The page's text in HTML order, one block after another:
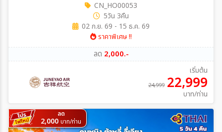
CN_HO00053
5วัน 3คืน
02 ก.ย. 69 - 15 ธ.ค. 69
ราคาพิเศษ !!
ลด 2,000.-
เริ่มต้น
24,999 22,999
บาท/ท่าน
ลด
2,000 บาท/ท่าน